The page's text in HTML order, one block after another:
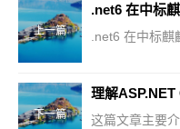
上一篇
.net6 在中标
.net6 在中标
下一篇
理解
这篇文章主要